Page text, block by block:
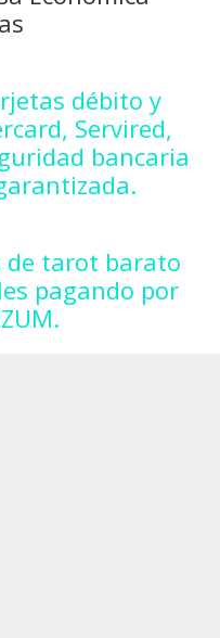
débito y
Servired,
bancaria
de tarot barato
pagando por